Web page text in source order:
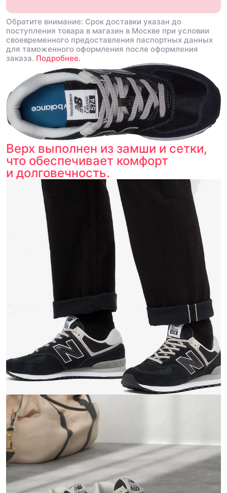
Обратите внимание: Срок доставки указан до
поступления товара в магазин в Москве при условии
своевременного предоставления паспортных данных
для таможенного оформления после оформления
заказа. Подробнее.
Верх выполнен из замши и сетки,
что обеспечивает комфорт
и долговечность.